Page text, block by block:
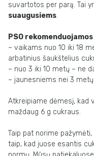
suvartotos per parą. Tai
suaugusiems.
PSO
– vaikams nuo 10 iki 18
arbatinius šaukštelius
– nuo 3 iki 10 metų – ne
– jaunesniems nei 3
Atkreipiame dėmesį, kad
maždaug 6 g cukraus.
Taip pat norime
taip, kad juose esantis